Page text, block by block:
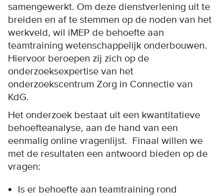
samengewerkt. Om deze dienstverlening uit te
breiden en af te stemmen op de noden van het
werkveld, wil iMEP de behoefte aan
teamtraining wetenschappelijk onderbouwen.
Hiervoor beroepen zij zich op de
onderzoeksexpertise van het
onderzoekscentrum Zorg in Connectie van
KdG.
Het onderzoek bestaat uit een kwantitatieve
behoefteanalyse, aan de hand van een
eenmalig online vragenlijst. Finaal willen we
met de resultaten een antwoord bieden op de
vragen:
Is er behoefte aan teamtraining rond